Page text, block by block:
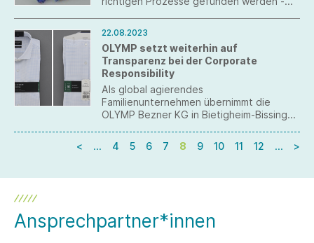
entwickelt.
22.08.2023
OLYMP setzt weiterhin auf
Transparenz bei der Corporate
Responsibility
Als global agierendes
Familienunternehmen übernimmt die
OLYMP Bezner KG in Bietigheim-Bissingen
Umwelt, Klima und Gesellschaft.
< … 4 5 6 7 8 9 10 11 12 … >
Ansprechpartner*innen